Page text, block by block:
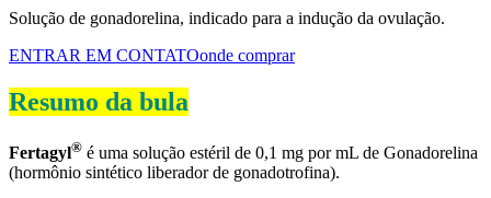
Solução de gonadorelina, indicado para a indução da ovulação.
ENTRAR EM CONTATOonde comprar
Resumo da bula
Fertagyl® é uma solução estéril de 0,1 mg por mL de Gonadorelina
(hormônio sintético liberador de gonadotrofina).